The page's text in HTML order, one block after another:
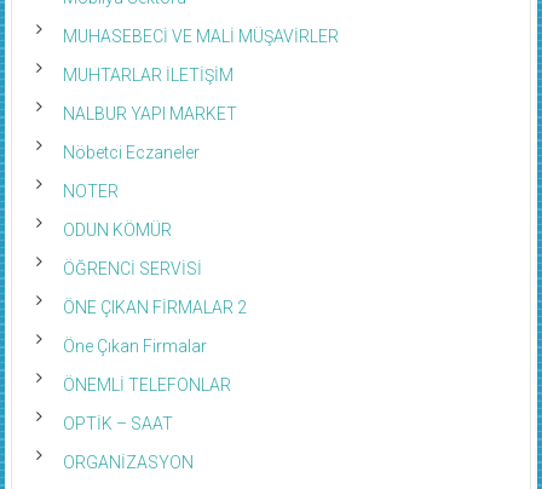
MUHASEBECİ VE MALİ MÜŞAVİRLER
MUHTARLAR İLETİŞİM
NALBUR YAPI MARKET
Nöbetci Eczaneler
NOTER
ODUN KÖMÜR
ÖĞRENCİ SERVİSİ
ÖNE ÇIKAN FİRMALAR 2
Öne Çıkan Firmalar
ÖNEMLİ TELEFONLAR
OPTİK – SAAT
ORGANİZASYON